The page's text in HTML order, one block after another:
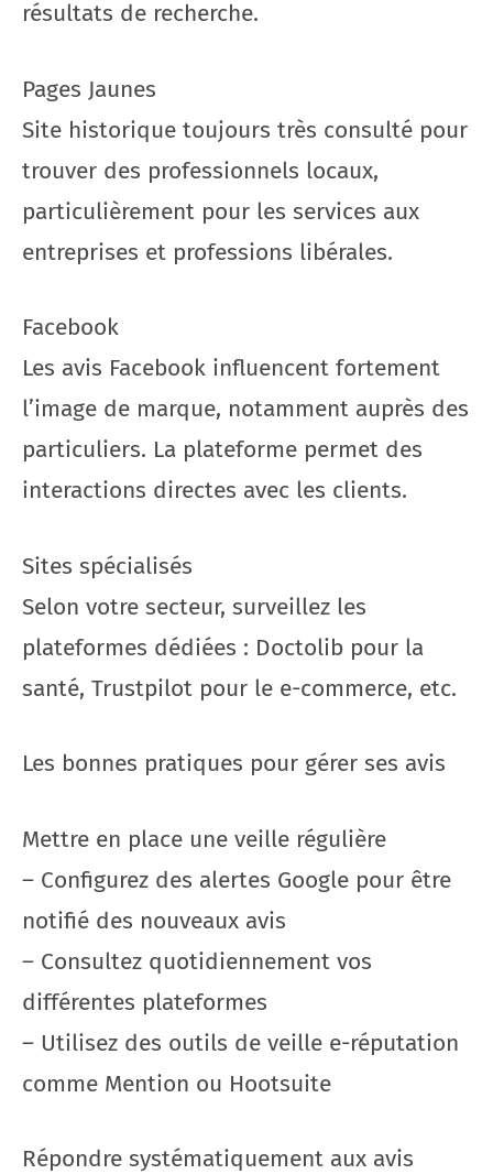
résultats de recherche.
Pages Jaunes
Site historique toujours très consulté pour
trouver des professionnels locaux,
particulièrement pour les services aux
entreprises et professions libérales.
Facebook
Les avis Facebook influencent fortement
l’image de marque, notamment auprès des
particuliers. La plateforme permet des
interactions directes avec les clients.
Sites spécialisés
Selon votre secteur, surveillez les
plateformes dédiées : Doctolib pour la
santé, Trustpilot pour le e-commerce, etc.
Les bonnes pratiques pour gérer ses avis
Mettre en place une veille régulière
– Configurez des alertes Google pour être
notifié des nouveaux avis
– Consultez quotidiennement vos
différentes plateformes
– Utilisez des outils de veille e-réputation
comme Mention ou Hootsuite
Répondre systématiquement aux avis